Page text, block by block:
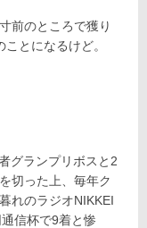
前のところで獲り
とになるけど。
グランプリボスと2
切った上、毎年ク
れのラジオNIKKEI
信杯で9着と惨